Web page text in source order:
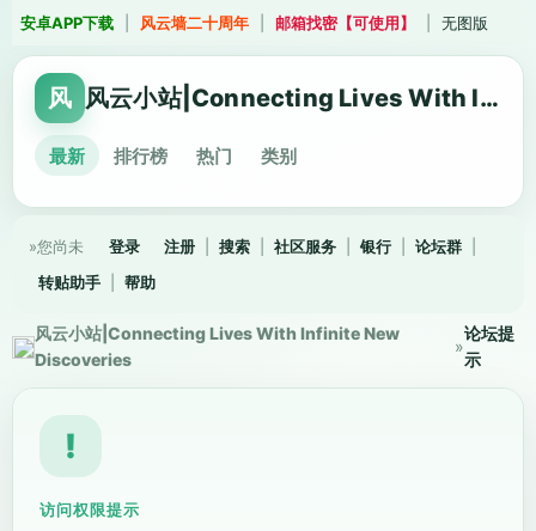
安卓APP下载 风云墙二十周年 邮箱找密【可使用】 无图版
风 风云小站|Connecting Lives With Infinite New Discoveries
最新 排行榜 热门 类别
»您尚未 登录 注册 搜索 社区服务 银行 论坛群
转贴助手
帮助
风云小站|Connecting Lives With Infinite New
Discoveries
»
论坛提
示
!
访问权限提示